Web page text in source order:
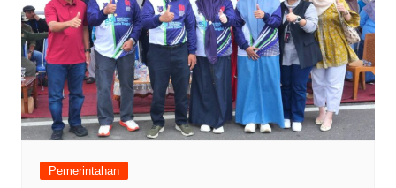
Pemerintahan